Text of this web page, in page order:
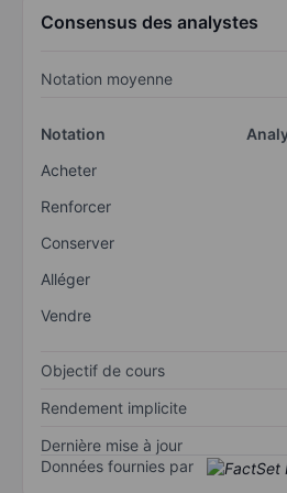
Consensus des analystes
Notation moyenne
Notation
Acheter
Renforcer
Conserver
Alléger
Vendre
Objectif de cours
Rendement implicite
Dernière mise à jour
Données fournies par